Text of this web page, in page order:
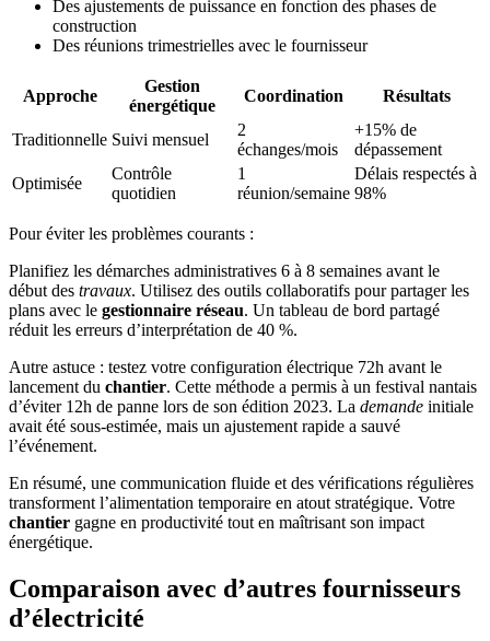
Des ajustements de puissance en fonction des phases de
construction
Des réunions trimestrielles avec le fournisseur
Approche
Gestion
énergétique
Coordination Résultats
Traditionnelle Suivi mensuel
2
échanges/mois
+15% de
dépassement
Optimisée
Contrôle
quotidien
1
réunion/semaine
Délais respectés à
98%
Pour éviter les problèmes courants :
Planifiez les démarches administratives 6 à 8 semaines avant le
début des travaux. Utilisez des outils collaboratifs pour partager les
plans avec le gestionnaire réseau. Un tableau de bord partagé
réduit les erreurs d’interprétation de 40 %.
Autre astuce : testez votre configuration électrique 72h avant le
lancement du chantier. Cette méthode a permis à un festival nantais
d’éviter 12h de panne lors de son édition 2023. La demande initiale
avait été sous-estimée, mais un ajustement rapide a sauvé
l’événement.
En résumé, une communication fluide et des vérifications régulières
transforment l’alimentation temporaire en atout stratégique. Votre
chantier gagne en productivité tout en maîtrisant son impact
énergétique.
Comparaison avec d’autres fournisseurs
d’électricité